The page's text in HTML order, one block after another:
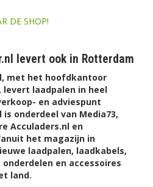
DE SHOP!
levert ook in Rotterdam
met het hoofdkantoor
laadpalen in heel
en adviespunt
onderdeel van Media73,
Acculaders.nl en
het magazijn in
laadpalen, laadkabels,
en accessoires
land.